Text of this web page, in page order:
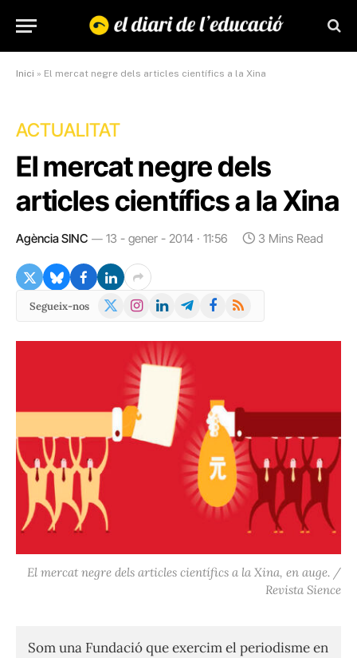
Inici » El mercat negre dels articles científics a la Xina
ACTUALITAT
El mercat negre dels
articles científics a la Xina
Agència SINC 13 - gener - 2014 · 11:56 3 Mins Read
Segueix-nos
X
Instagram
LinkedInTelegramFacebook
RSS
El mercat negre dels articles científics a la Xina, en auge. /
Revista Sience
Som una Fundació que exercim el periodisme en